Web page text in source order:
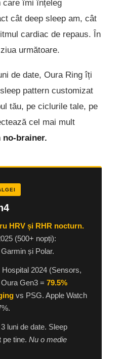
care îmi înțeleg
cât deep sleep am, cât
cardiac de repaus. În
următoare.
de date, Oura Ring îți
pattern customizat
tău, pe ciclurile tale, pe
cel mai mult
no-brainer.
HRV și RHR nocturn.
(500+ nopți):
și Polar.
Hospital 2024 (Sensors,
Gen3 = 79.5%
vs PSG. Apple Watch
luni de date. Sleep
pe tine. Nu o medie